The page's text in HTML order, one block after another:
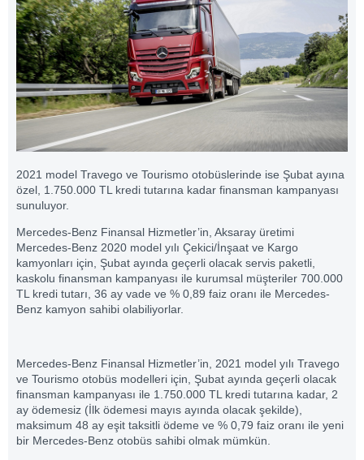
2021 model Travego ve Tourismo otobüslerinde ise Şubat ayına
özel, 1.750.000 TL kredi tutarına kadar finansman kampanyası
sunuluyor.
Mercedes-Benz Finansal Hizmetler’in, Aksaray üretimi
Mercedes-Benz 2020 model yılı Çekici/İnşaat ve Kargo
kamyonları için, Şubat ayında geçerli olacak servis paketli,
kaskolu finansman kampanyası ile kurumsal müşteriler 700.000
TL kredi tutarı, 36 ay vade ve % 0,89 faiz oranı ile Mercedes-
Benz kamyon sahibi olabiliyorlar.
Mercedes-Benz Finansal Hizmetler’in, 2021 model yılı Travego
ve Tourismo otobüs modelleri için, Şubat ayında geçerli olacak
finansman kampanyası ile 1.750.000 TL kredi tutarına kadar, 2
ay ödemesiz (İlk ödemesi mayıs ayında olacak şekilde),
maksimum 48 ay eşit taksitli ödeme ve % 0,79 faiz oranı ile yeni
bir Mercedes-Benz otobüs sahibi olmak mümkün.